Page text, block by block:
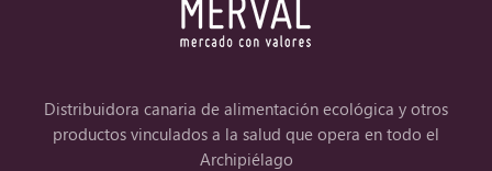
Distribuidora canaria de alimentación ecológica y otros
productos vinculados a la salud que opera en todo el
Archipiélago